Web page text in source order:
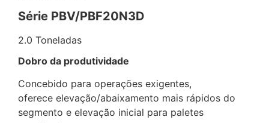
Série PBV/PBF20N3D
2.0 Toneladas
Dobro da produtividade
Concebido para operações exigentes,
oferece elevação/abaixamento mais rápidos do
segmento e elevação inicial para paletes